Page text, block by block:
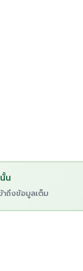
น
าถึงข้อมูลเต็ม